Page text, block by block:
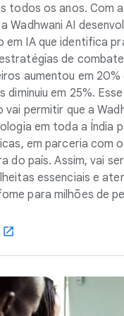
todos os anos. Com
Wadhwani AI
em IA que identifica
de
aumentou em 20%
diminuiu em 25%.
vai permitir que a
em toda a Índia
em parceria com
do país. Assim, vai
essenciais e
para milhões de